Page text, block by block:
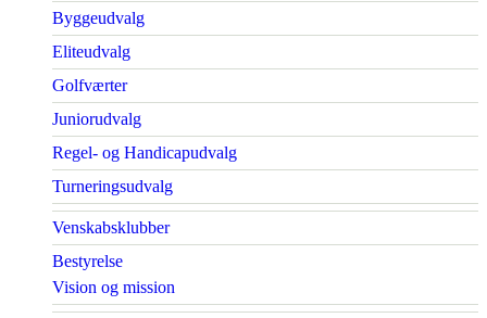
Byggeudvalg
Eliteudvalg
Golfværter
Juniorudvalg
Regel- og Handicapudvalg
Turneringsudvalg
Venskabsklubber
Bestyrelse
Vision og mission